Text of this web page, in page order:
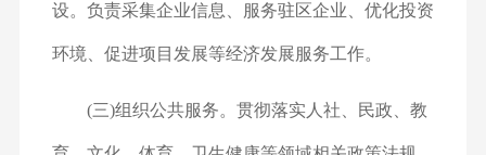
设。负责采集企业信息、服务驻区企业、优化投资
环境、促进项目发展等经济发展服务工作。
(三)组织公共服务。贯彻落实人社、民政、教